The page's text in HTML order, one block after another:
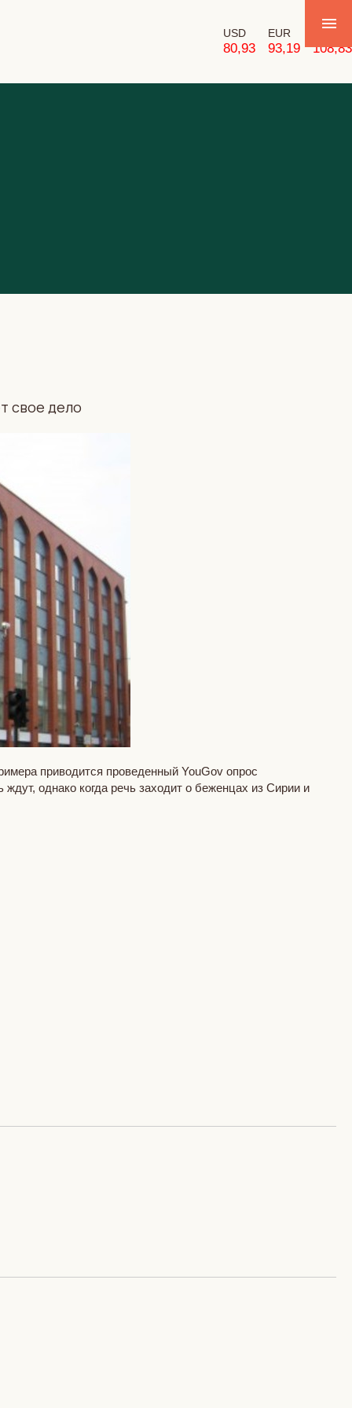
USD
80,93
EUR
93,19 108,83
свое дело
приводится проведенный YouGov опрос
однако когда речь заходит о беженцах из Сирии и